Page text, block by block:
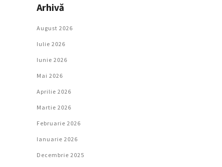
Arhivă
August 2026
Iulie 2026
Iunie 2026
Mai 2026
Aprilie 2026
Martie 2026
Februarie 2026
Ianuarie 2026
Decembrie 2025